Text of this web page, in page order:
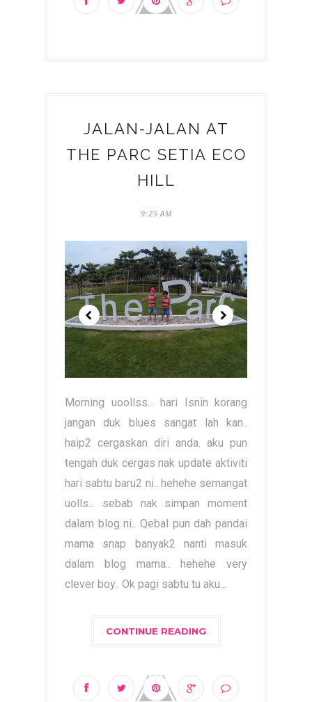
JALAN-JALAN AT
THE PARC SETIA ECO
HILL
9:25 AM
Morning uoollss... hari Isnin korang
jangan duk blues sangat lah kan..
haip2 cergaskan diri anda. aku pun
tengah duk cergas nak update aktiviti
hari sabtu baru2 ni.. hehehe semangat
uolls... sebab nak simpan moment
dalam blog ni.. Qebal pun dah pandai
mama snap banyak2 nanti masuk
dalam blog mama.. hehehe very
clever boy.. Ok pagi sabtu tu aku...
CONTINUE READING